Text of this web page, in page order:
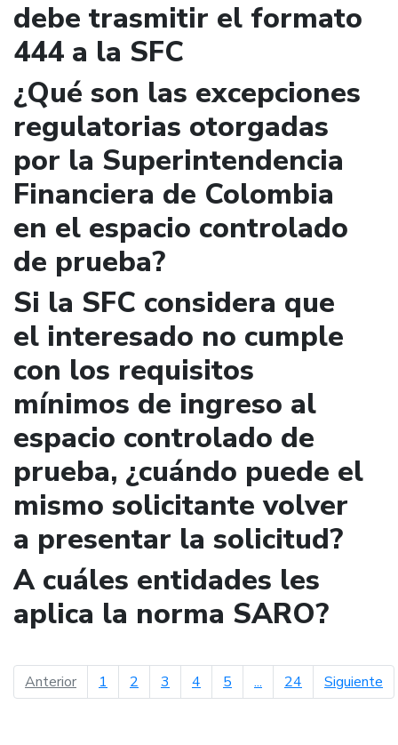
debe trasmitir el formato
444 a la SFC
¿Qué son las excepciones
regulatorias otorgadas
por la Superintendencia
Financiera de Colombia
en el espacio controlado
de prueba?
Si la SFC considera que
el interesado no cumple
con los requisitos
mínimos de ingreso al
espacio controlado de
prueba, ¿cuándo puede el
mismo solicitante volver
a presentar la solicitud?
A cuáles entidades les
aplica la norma SARO?
Anteriorpágina anterior
1 2 3 4 5 ... 24 Siguiente